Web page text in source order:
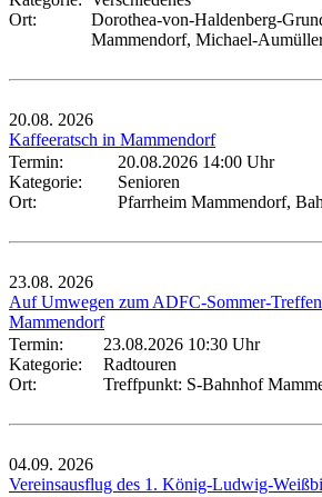
Ort:
Dorothea-von-Haldenberg-
Mammendorf, Michael-
20.08. 2026
Kaffeeratsch in Mammendorf
Termin:
20.08.2026 14:00 Uhr
Kategorie:
Senioren
Ort:
Pfarrheim Mammendorf,
23.08. 2026
Auf Umwegen zum ADFC-Sommer-
Mammendorf
Termin:
23.08.2026 10:30 Uhr
Kategorie:
Radtouren
Ort:
Treffpunkt: S-Bahnhof
04.09. 2026
Vereinsausflug des 1. König-Ludwig-